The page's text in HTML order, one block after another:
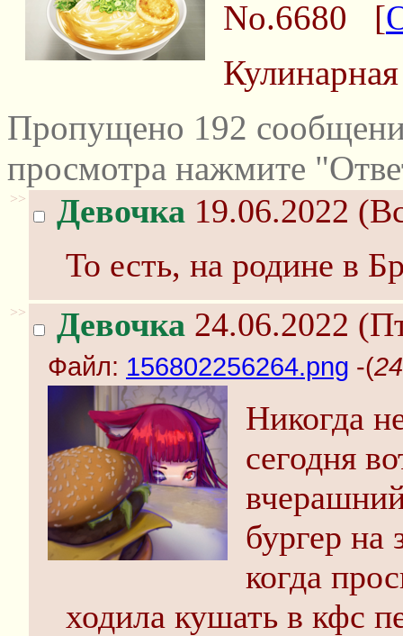
No.6680 [
Пропущено 192
просмотра нажмите
>> Девочка 19.06.2022
То есть, на родине в
>> Девочка 24.06.2022
Файл: 156802256264.png -(
Никогда
сегодня
бургер на
когда
ходила кушать в кфс